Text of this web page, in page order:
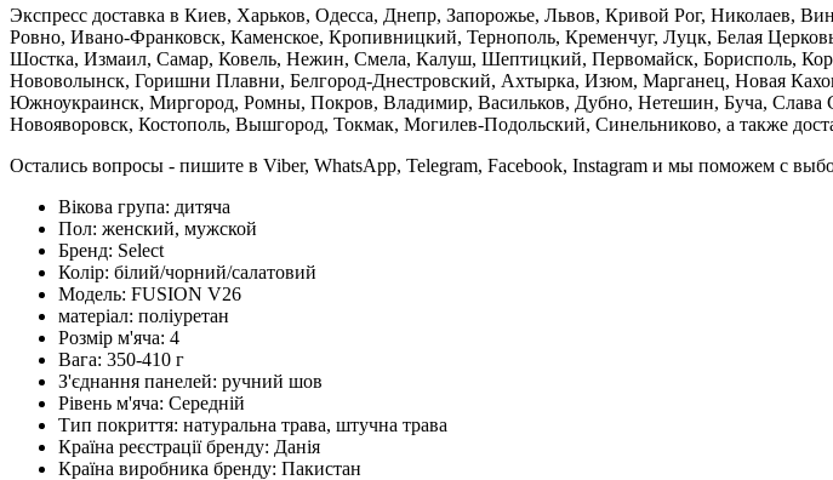
Экспресс доставка в Киев, Харьков, Одесса, Днепр, Запорожье, Львов, Кривой Рог,
Ровно, Ивано-Франковск, Каменское, Кропивницкий, Тернополь, Кременчуг, Луцк, Белая
Шостка, Измаил, Самар, Ковель, Нежин, Смела, Калуш, Шептицкий, Первомайск, Борисполь,
Нововолынск, Горишни Плавни, Белгород-Днестровский, Ахтырка, Изюм, Марганец, Новая
Южноукраинск, Миргород, Ромны, Покров, Владимир, Васильков, Дубно, Нетешин, Буча, Слава
Новояворовск, Костополь, Вышгород, Токмак, Могилев-Подольский, Синельниково, а также
Остались вопросы - пишите в Viber, WhatsApp, Telegram, Facebook, Instagram и мы поможем с
Вікова група: дитяча
Пол: женский, мужской
Бренд: Select
Колір: білий/чорний/салатовий
Модель: FUSION V26
матеріал: поліуретан
Розмір м'яча: 4
Вага: 350-410 г
З'єднання панелей: ручний шов
Рівень м'яча: Середній
Тип покриття: натуральна трава, штучна трава
Країна реєстрації бренду: Данія
Країна виробника бренду: Пакистан